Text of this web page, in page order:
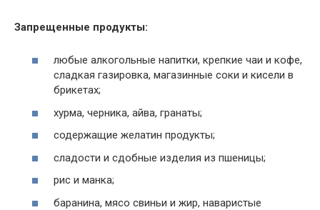
Запрещенные продукты:
любые алкогольные напитки, крепкие чаи и кофе,
сладкая газировка, магазинные соки и кисели в
брикетах;
хурма, черника, айва, гранаты;
содержащие желатин продукты;
сладости и сдобные изделия из пшеницы;
рис и манка;
баранина, мясо свиньи и жир, наваристые